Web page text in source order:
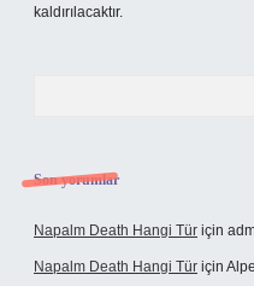
kaldırılacaktır.
Son yorumlar
Napalm Death Hangi Tür için
Napalm Death Hangi Tür için